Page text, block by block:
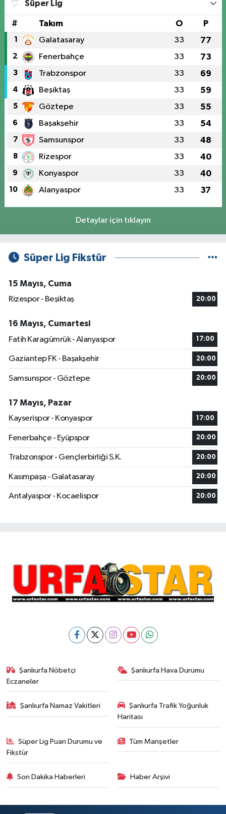
Süper Lig
# Takım O P
1 Galatasaray 33 77
2 Fenerbahçe 33 73
3 Trabzonspor 33 69
4 Beşiktaş 33 59
5 Göztepe 33 55
6 Başakşehir 33 54
7 Samsunspor 33 48
8 Rizespor 33 40
9 Konyaspor 33 40
10 Alanyaspor 33 37
Detaylar için tıklayın
Süper Lig Fikstür
15 Mayıs, Cuma
Rizespor - Beşiktaş
20:00
16 Mayıs, Cumartesi
Fatih Karagümrük - Alanyaspor
17:00
Gaziantep FK - Başakşehir 20:00
Samsunspor - Göztepe 20:00
17 Mayıs, Pazar
Kayserispor - Konyaspor
17:00
Fenerbahçe - Eyüpspor 20:00
Trabzonspor - Gençlerbirliği S.K. 20:00
Kasımpaşa - Galatasaray 20:00
Antalyaspor - Kocaelispor 20:00
Şanlıurfa Nöbetçi
Eczaneler
Şanlıurfa Hava Durumu
Şanlıurfa Namaz Vakitleri
Şanlıurfa Trafik Yoğunluk
Haritası
Süper Lig Puan Durumu ve
Fikstür
Tüm Manşetler
Son Dakika Haberleri Haber Arşivi